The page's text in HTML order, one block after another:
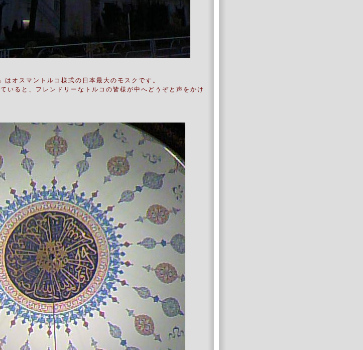
はオスマントルコ様式の日本最大のモスクです。
いると、フレンドリーなトルコの皆様が中へどうぞと声をかけ